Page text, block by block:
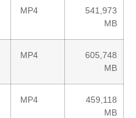
MP4
541,973
MB
MP4
605,748
MB
MP4
459,118
MB